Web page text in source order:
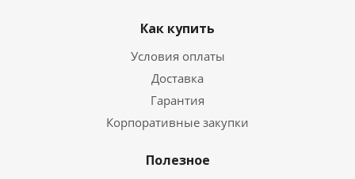
Как купить
Условия оплаты
Доставка
Гарантия
Корпоративные закупки
Полезное